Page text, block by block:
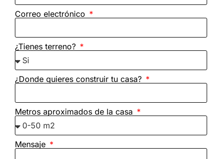
Correo electrónico
¿Tienes terreno?
¿Donde quieres construir tu casa?
Metros aproximados de la casa
Mensaje